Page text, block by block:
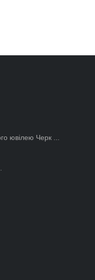
ювілею Черк ...